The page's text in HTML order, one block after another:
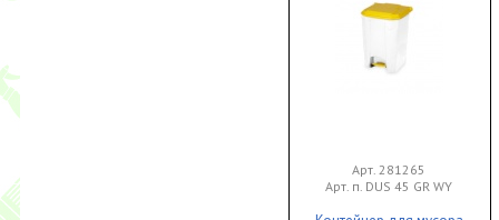
Арт. 281265
Арт. п. DUS 45 GR WY